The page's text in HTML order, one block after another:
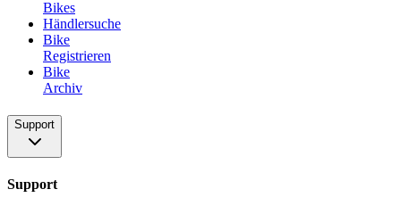
Bikes
Händlersuche
Bike
Registrieren
Bike
Archiv
Support
Support